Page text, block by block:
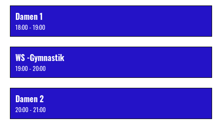
Damen 1
18:00 - 19:00
WS -Gymnastik
19:00 - 20:00
Damen 2
20:00 - 21:00